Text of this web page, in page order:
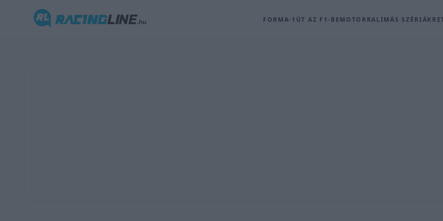
FORMA-1 ÚT AZ F1-BEMOTORRALIMÁS SZÉRIÁK